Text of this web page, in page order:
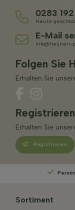
0283
Heute
E-Mail
info@heijnen-
Folgen Sie
Erhalten Sie
Erhalten Sie
Registrieren
Persönliche Beratung
Sortiment